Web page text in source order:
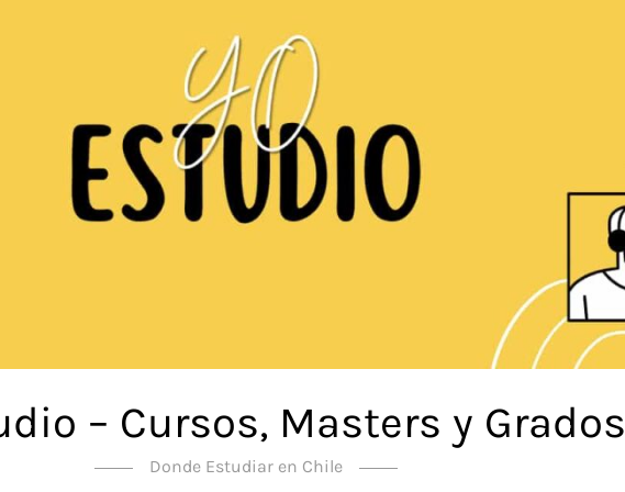
– Cursos, Masters y Grados
Donde Estudiar en Chile